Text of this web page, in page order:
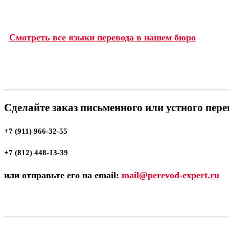
Смотреть все языки перевода в нашем бюро
Сделайте заказ письменного или устного
+7 (911) 966-32-55
+7 (812) 448-13-39
или отправьте его на email: mail@perevod-expert.ru